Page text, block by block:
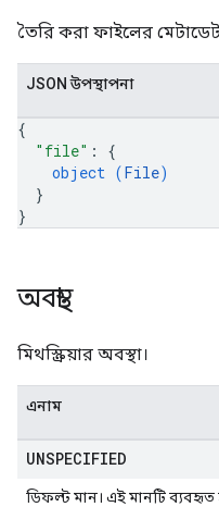
তৈরি করা ফাইলের
JSON উপস্থাপনা
{
"file" : {
object (File)
}
}
অবস্থা
মিথস্ক্রিয়ার অবস্থা।
এনাম
UNSPECIFIED
ডিফল্ট মান। এই মানটি ব্যবহৃত